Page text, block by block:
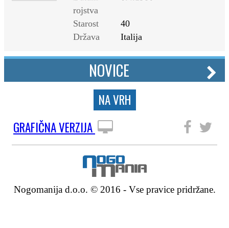
rojstva
Starost
40
Država
Italija
NOVICE
NA VRH
GRAFIČNA VERZIJA
Nogomanija d.o.o. © 2016 - Vse pravice pridržane.